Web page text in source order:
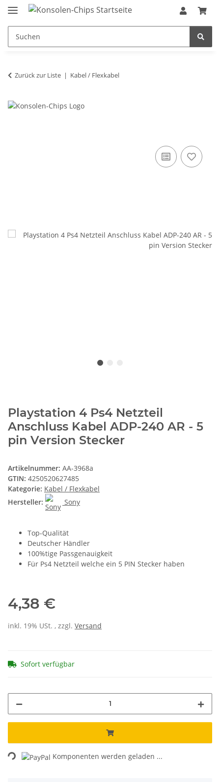
Zurück zur Liste Kabel / Flexkabel
Playstation 4 Ps4 Netzteil
Anschluss Kabel ADP-240 AR - 5
pin Version Stecker
Artikelnummer: AA-3968a
GTIN: 4250520627485
Kategorie: Kabel / Flexkabel
Hersteller:
Sony
Top-Qualität
Deutscher Händler
100%tige Passgenauigkeit
Für Ps4 Netzteil welche ein 5 PIN Stecker haben
4,38 €
inkl. 19% USt. , zzgl. Versand
Sofort verfügbar
Loading... Komponenten werden geladen ...